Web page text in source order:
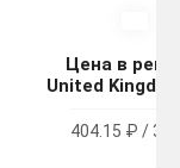
Цена в
United
404.15 ₽ /